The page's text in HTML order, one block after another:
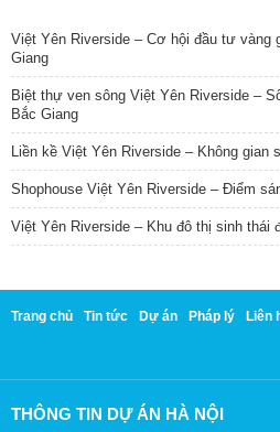
Việt Yên Riverside – Cơ hội đầu tư vàng
Giang
Biệt thự ven sông Việt Yên Riverside –
Bắc Giang
Liền kề Việt Yên Riverside – Không gian
Shophouse Việt Yên Riverside – Điểm
Việt Yên Riverside – Khu đô thị sinh thái
Trang chủ Tin tức Dự án Pháp lý Liên
THÔNG TIN DỰ ÁN HÀ NỘI